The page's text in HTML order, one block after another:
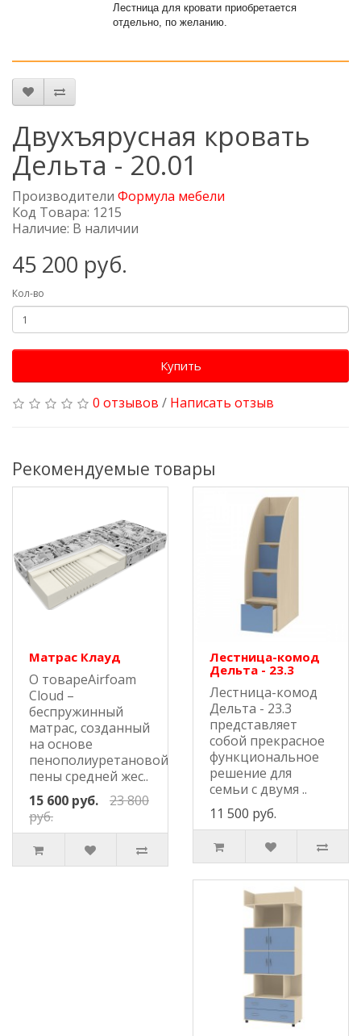
Лестница для кровати приобретается
отдельно, по желанию.
Двухъярусная кровать
Дельта - 20.01
Производители Формула мебели
Код Товара: 1215
Наличие: В наличии
45 200 руб.
Кол-во
Купить
0 отзывов / Написать отзыв
Рекомендуемые товары
Матрас Клауд
О товареAirfoam
Cloud –
беспружинный
матрас, созданный
на основе
пенополиуретановой
пены средней жес..
15 600 руб.
23 800
руб.
Лестница-комод
Дельта - 23.3
Лестница-комод
Дельта - 23.3
представляет
собой прекрасное
функциональное
решение для
семьи с двумя ..
11 500 руб.